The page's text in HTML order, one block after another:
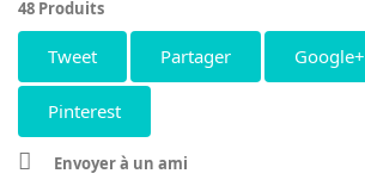
48 Produits
Tweet Partager Google+
Pinterest
Envoyer à un ami